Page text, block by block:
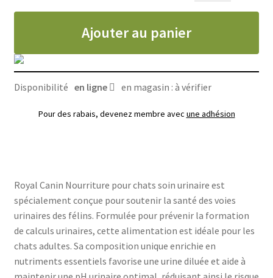
soin
Ajouter au panier
Disponibilité en ligne en magasin : à vérifier
Pour des rabais, devenez membre avec une adhésion
Royal Canin Nourriture pour chats soin urinaire est
spécialement conçue pour soutenir la santé des voies
urinaires des félins. Formulée pour prévenir la formation
de calculs urinaires, cette alimentation est idéale pour les
chats adultes. Sa composition unique enrichie en
nutriments essentiels favorise une urine diluée et aide à